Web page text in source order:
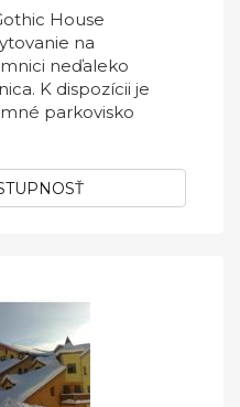
House
na
neďaleko
K dispozícii je
parkovisko